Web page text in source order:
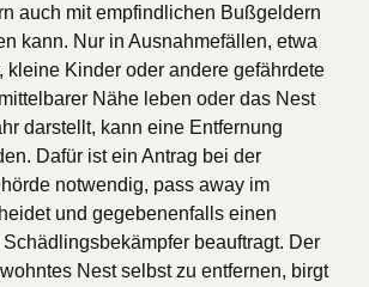
auch mit empfindlichen Bußgeldern
kann. Nur in Ausnahmefällen, etwa
kleine Kinder oder andere gefährdete
Nähe leben oder das Nest
darstellt, kann eine Entfernung
Dafür ist ein Antrag bei der
notwendig, pass away im
und gegebenenfalls einen
beauftragt. Der
Nest selbst zu entfernen, birgt